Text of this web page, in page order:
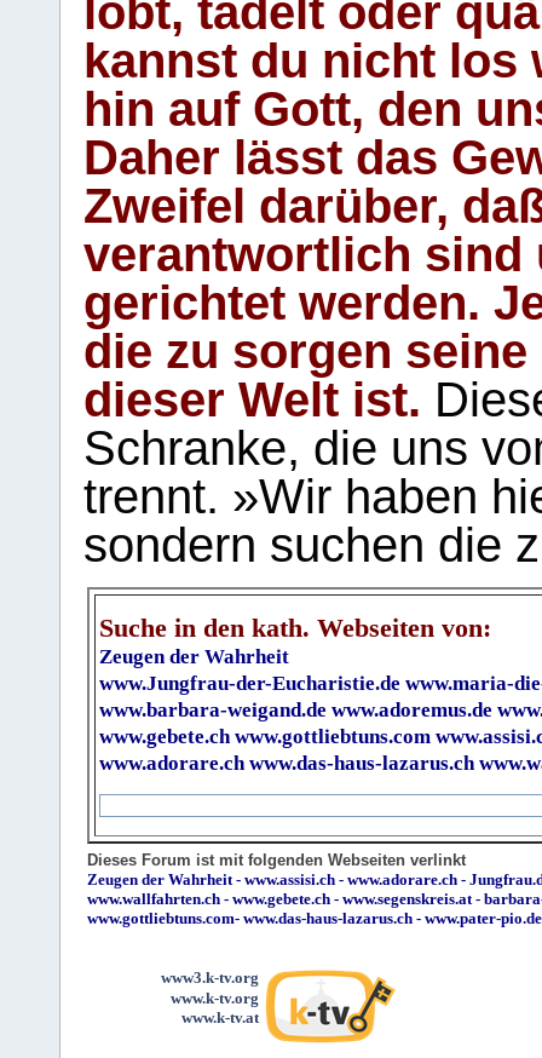
lobt, tadelt oder
kannst du nicht los
hin auf Gott, den
Daher lässt das
Zweifel darüber,
verantwortlich sind
gerichtet werden.
die zu sorgen
dieser Welt ist.
Schranke, die uns
trennt. »Wir haben
sondern suchen die
Suche in den kath. Webseiten von:
Zeugen der Wahrheit
www.Jungfrau-der-Eucharistie.de www.maria-
www.barbara-weigand.de www.adoremus.de
www.gebete.ch www.gottliebtuns.com
www.adorare.ch www.das-haus-lazarus.ch
Dieses Forum ist mit folgenden Webseiten verlinkt
Zeugen der Wahrheit- www.assisi.ch - www.adorare.ch -
www.wallfahrten.ch - www.gebete.ch - www.segenskreis.at-
www.gottliebtuns.com- www.das-haus-lazarus.ch - www.pater-pio.de
www3.k-tv.org
www.k-tv.org
www.k-tv.at